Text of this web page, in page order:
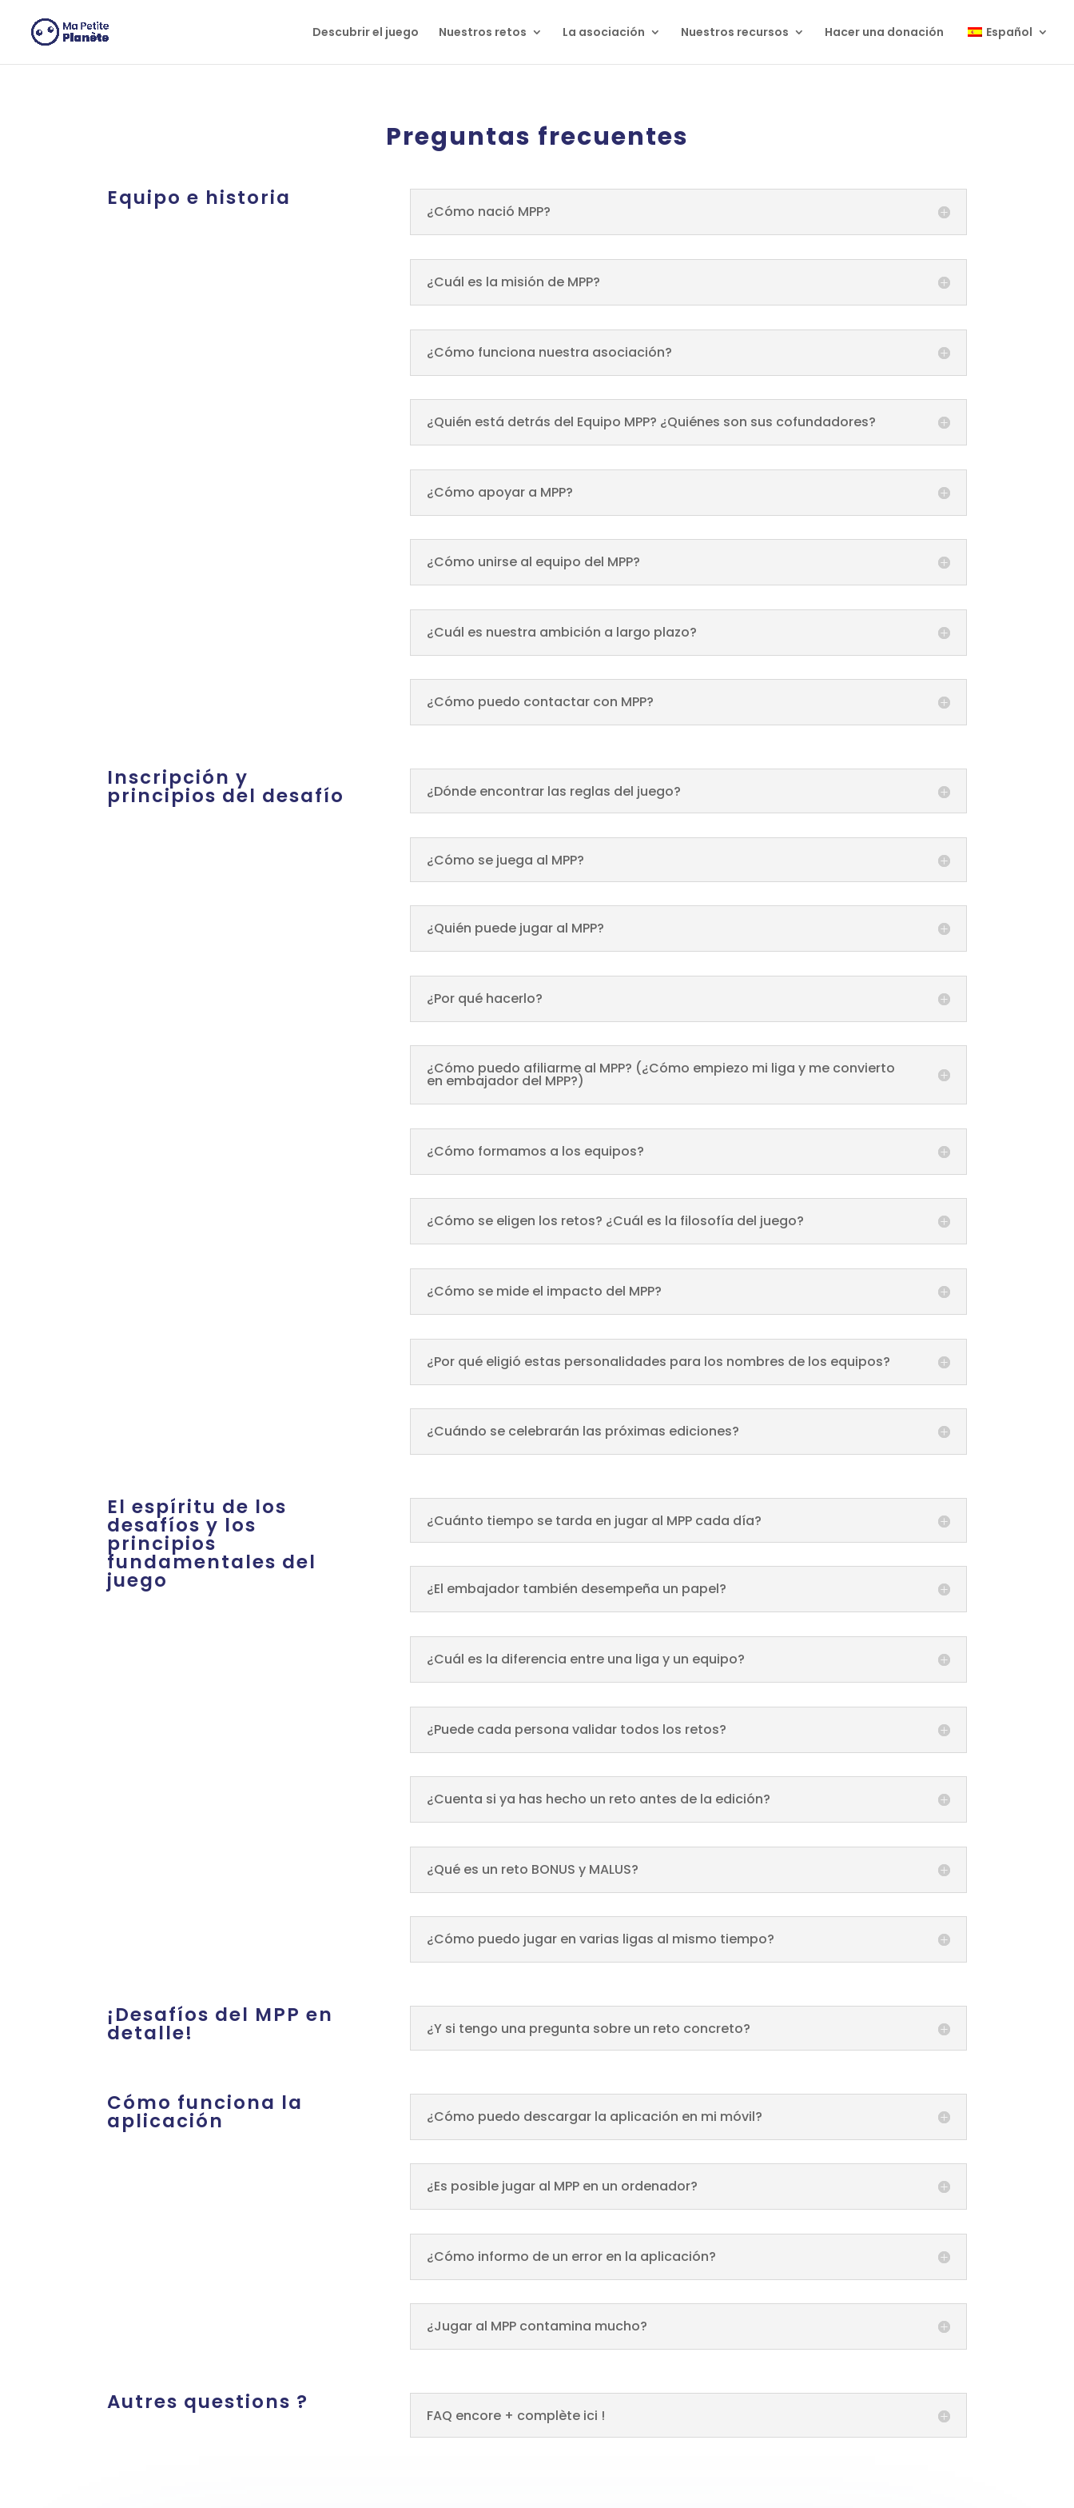
Descubrir el juego Nuestros retos La asociación Nuestros recursos Hacer una donación Español
Preguntas frecuentes
Equipo e historia
¿Cómo nació MPP?
¿Cuál es la misión de MPP?
¿Cómo funciona nuestra asociación?
¿Quién está detrás del Equipo MPP? ¿Quiénes son sus cofundadores?
¿Cómo apoyar a MPP?
¿Cómo unirse al equipo del MPP?
¿Cuál es nuestra ambición a largo plazo?
¿Cómo puedo contactar con MPP?
Inscripción y
principios del desafío ¿Dónde encontrar las reglas del juego?
¿Cómo se juega al MPP?
¿Quién puede jugar al MPP?
¿Por qué hacerlo?
¿Cómo puedo afiliarme al MPP? (¿Cómo empiezo mi liga y me convierto
en embajador del MPP?)
¿Cómo formamos a los equipos?
¿Cómo se eligen los retos? ¿Cuál es la filosofía del juego?
¿Cómo se mide el impacto del MPP?
¿Por qué eligió estas personalidades para los nombres de los equipos?
¿Cuándo se celebrarán las próximas ediciones?
El espíritu de los
desafíos y los
principios
fundamentales del
juego
¿Cuánto tiempo se tarda en jugar al MPP cada día?
¿El embajador también desempeña un papel?
¿Cuál es la diferencia entre una liga y un equipo?
¿Puede cada persona validar todos los retos?
¿Cuenta si ya has hecho un reto antes de la edición?
¿Qué es un reto BONUS y MALUS?
¿Cómo puedo jugar en varias ligas al mismo tiempo?
¡Desafíos del MPP en
detalle! ¿Y si tengo una pregunta sobre un reto concreto?
Cómo funciona la
aplicación ¿Cómo puedo descargar la aplicación en mi móvil?
¿Es posible jugar al MPP en un ordenador?
¿Cómo informo de un error en la aplicación?
¿Jugar al MPP contamina mucho?
Autres questions ?
FAQ encore + complète ici !